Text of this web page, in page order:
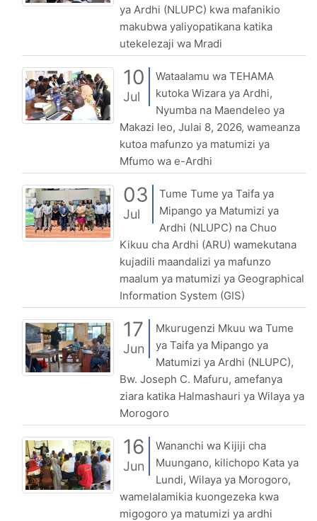
ya Ardhi (NLUPC) kwa mafanikio
makubwa yaliyopatikana katika
utekelezaji wa Mradi
10
Jul
Wataalamu wa TEHAMA
kutoka Wizara ya Ardhi,
Nyumba na Maendeleo ya
Makazi leo, Julai 8, 2026, wameanza
kutoa mafunzo ya matumizi ya
Mfumo wa e-Ardhi
03
Jul
Tume Tume ya Taifa ya
Mipango ya Matumizi ya
Ardhi (NLUPC) na Chuo
Kikuu cha Ardhi (ARU) wamekutana
kujadili maandalizi ya mafunzo
maalum ya matumizi ya Geographical
Information System (GIS)
17
Jun
Mkurugenzi Mkuu wa Tume
ya Taifa ya Mipango ya
Matumizi ya Ardhi (NLUPC),
Bw. Joseph C. Mafuru, amefanya
ziara katika Halmashauri ya Wilaya ya
Morogoro
16
Jun
Wananchi wa Kijiji cha
Muungano, kilichopo Kata ya
Lundi, Wilaya ya Morogoro,
wamelalamikia kuongezeka kwa
migogoro ya matumizi ya ardhi